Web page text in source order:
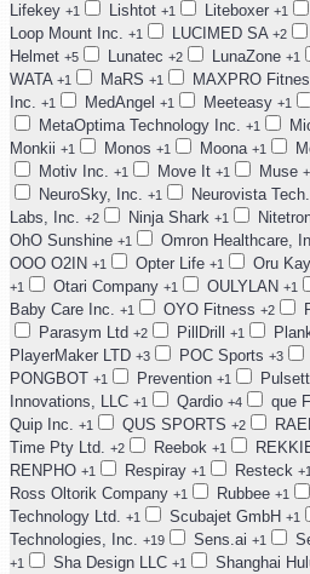
Lifekey +1 Lishtot +1 Liteboxer +1
Loop Mount Inc. +1 LUCIMED SA +2
Helmet +5 Lunatec +2 LunaZone +1
WATA +1 MaRS +1 MAXPRO
Inc. +1 MedAngel +1 Meeteasy +1
MetaOptima Technology Inc. +1
Monkii +1 Monos +1 Moona +1
Motiv Inc. +1 Move It +1 Muse
NeuroSky, Inc. +1 Neurovista Tech.
Labs, Inc. +2 Ninja Shark +1
OhO Sunshine +1 Omron Healthcare,
OOO O2IN +1 Opter Life +1 Oru
+1 Otari Company +1 OULYLAN +1
Baby Care Inc. +1 OYO Fitness +2
Parasym Ltd +2 PillDrill +1
PlayerMaker LTD +3 POC Sports +3
PONGBOT +1 Prevention +1
Innovations, LLC +1 Qardio +4 que
Quip Inc. +1 QUS SPORTS +2
Time Pty Ltd. +2 Reebok +1
RENPHO +1 Respiray +1 Resteck +1
Ross Oltorik Company +1 Rubbee +1
Technology Ltd. +1 Scubajet GmbH +1
Technologies, Inc. +19 Sens.ai +1
+1 Sha Design LLC +1 Shanghai